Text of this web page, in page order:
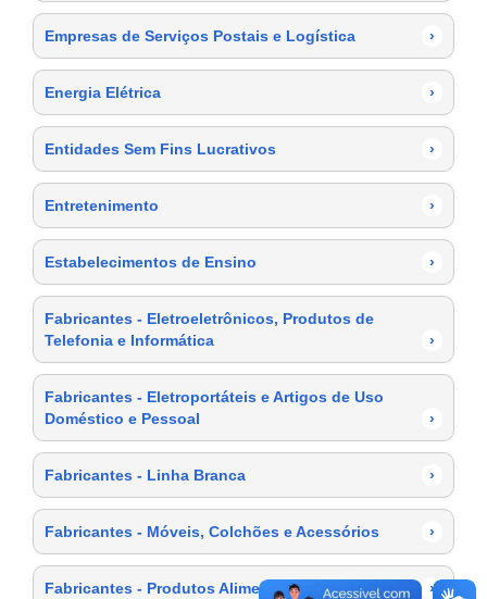
Empresas de Serviços Postais e Logística ›
Energia Elétrica ›
Entidades Sem Fins Lucrativos ›
Entretenimento ›
Estabelecimentos de Ensino ›
Fabricantes - Eletroeletrônicos, Produtos de
Telefonia e Informática
›
Fabricantes - Eletroportáteis e Artigos de Uso
Doméstico e Pessoal
›
Fabricantes - Linha Branca ›
Fabricantes - Móveis, Colchões e Acessórios ›
Fabricantes - Produtos Alimentícios ›